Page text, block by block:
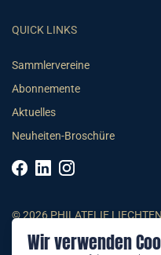
Wir verwenden
QUICK LINKS
Sammlervereine
Abonnemente
Aktuelles
Neuheiten-Broschüre
© 2026 PHILATELIE
AGB